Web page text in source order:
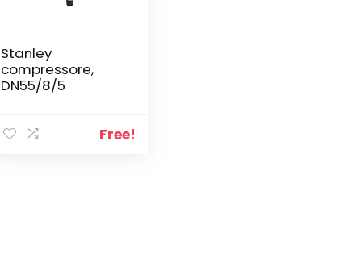
Stanley
compressore,
DN55/8/5
Free!